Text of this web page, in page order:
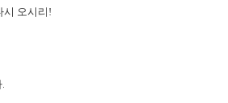
시 오시리!